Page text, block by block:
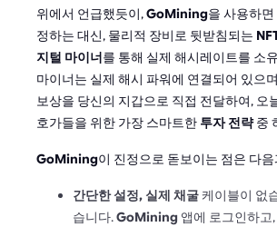
위에서 언급했듯이,GoMining을 사용하
정하는 대신, 물리적 장비로 뒷받침되는
지털 마이너 를 통해 실제 해시레이트를 소
마이너는 실제 해시 파워에 연결되어 있으
보상을 당신의 지갑으로 직접 전달하여, 오
호가들을 위한 가장 스마트한 투자 전략중
GoMining이 진정으로 돋보이는 점은 다
간단한 설정, 실제 채굴케이블이 없
습니다.GoMining 앱에 로그인하고